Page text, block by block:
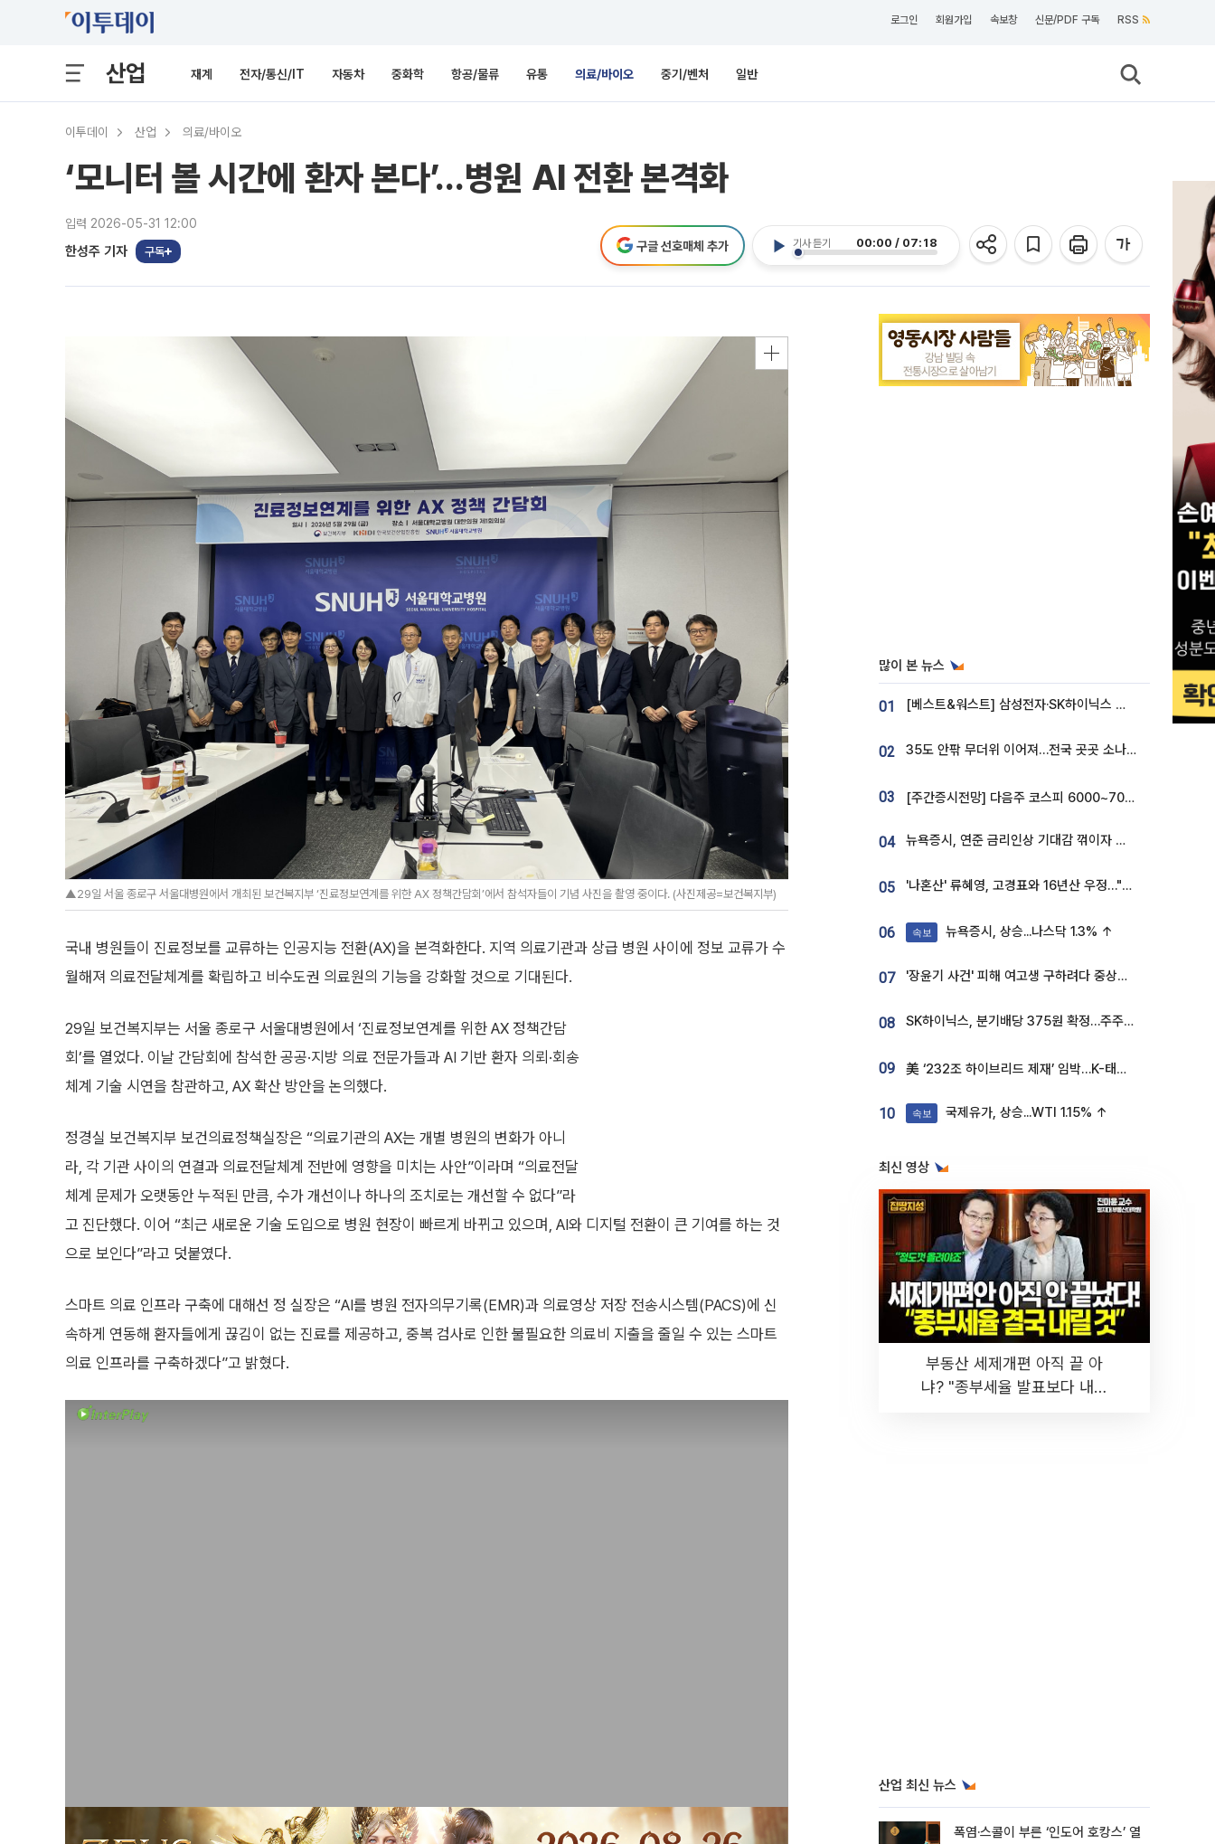
로그인 회원가입 속보창 신문/PDF 구독 RSS
산업 재계 전자/통신/IT 자동차 중화학 항공/물류 유통 의료/바이오 중기/벤처 일반
이투데이 산업 의료/바이오
‘모니터 볼 시간에 환자 본다’…병원 AI 전환 본격화
입력 2026-05-31 12:00
한성주 기자 구독
기사 듣기 00:00 / 07:18
구글 선호매체 추가
▲29일 서울 종로구 서울대병원에서 개최된 보건복지부 ‘진료정보연계를 위한 AX 정책간담회’에서 참석자들이 기념 사진을 촬영 중이다. (사진제공=보건복지부)
국내 병원들이 진료정보를 교류하는 인공지능 전환(AX)을 본격화한다. 지역 의료기관과 상급 병원 사이에 정보 교류가 수
월해져 의료전달체계를 확립하고 비수도권 의료원의 기능을 강화할 것으로 기대된다.
29일 보건복지부는 서울 종로구 서울대병원에서 ‘진료정보연계를 위한 AX 정책간담
회’를 열었다. 이날 간담회에 참석한 공공·지방 의료 전문가들과 AI 기반 환자 의뢰·회송
체계 기술 시연을 참관하고, AX 확산 방안을 논의했다.
정경실 보건복지부 보건의료정책실장은 “의료기관의 AX는 개별 병원의 변화가 아니
라, 각 기관 사이의 연결과 의료전달체계 전반에 영향을 미치는 사안”이라며 “의료전달
체계 문제가 오랫동안 누적된 만큼, 수가 개선이나 하나의 조치로는 개선할 수 없다”라
고 진단했다. 이어 “최근 새로운 기술 도입으로 병원 현장이 빠르게 바뀌고 있으며, AI와 디지털 전환이 큰 기여를 하는 것
으로 보인다”라고 덧붙였다.
스마트 의료 인프라 구축에 대해선 정 실장은 “AI를 병원 전자의무기록(EMR)과 의료영상 저장 전송시스템(PACS)에 신
속하게 연동해 환자들에게 끊김이 없는 진료를 제공하고, 중복 검사로 인한 불필요한 의료비 지출을 줄일 수 있는 스마트
의료 인프라를 구축하겠다”고 밝혔다.
많이 본 뉴스
01 [베스트&워스트] 삼성전자·SK하이닉스 밀린 한 주…상상인증권은 85% 급등
02 35도 안팎 무더위 이어져…전국 곳곳 소나기 [오늘 날씨]
03 [주간증시전망] 다음주 코스피 6000~7000⋯“外人 수급은 정책이 변수”
04 뉴욕증시, 연준 금리인상 기대감 꺾이자 상승...S&P500 사상 최고치 [종합]
05 '나혼산' 류혜영, 고경표와 16년산 우정…"자취방서 부모님과 마주쳐"
06 속보 뉴욕증시, 상승...나스닥 1.3% ↑
07 '장윤기 사건' 피해 여고생 구하려다 중상…고교생 의상자 지정
08 SK하이닉스, 분기배당 375원 확정…주주환원책 9월로 앞당겨 발표
09 美 ‘232조 하이브리드 제재’ 임박…K-태양광, 불확실성 털고 날개 다나
10 속보 국제유가, 상승...WTI 1.15% ↑
최신 영상
부동산 세제개편 아직 끝 아
냐? "종부세율 발표보다 내릴
산업 최신 뉴스
폭염·스콜이 부른 ‘인도어 호캉스’ 열